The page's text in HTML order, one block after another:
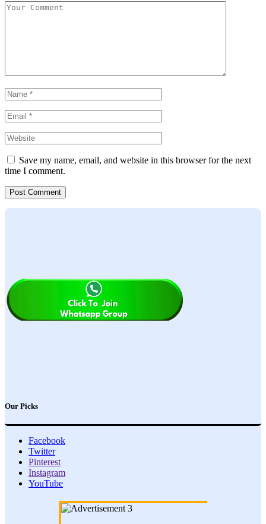
Save my name, email, and website in this browser for the next
time I comment.
Our Picks
Facebook
Twitter
Pinterest
Instagram
YouTube